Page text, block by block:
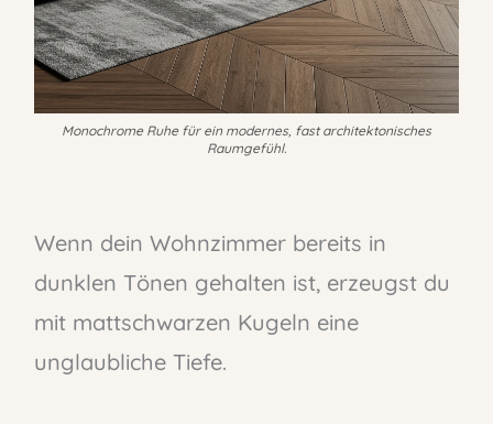
Monochrome Ruhe für ein modernes, fast architektonisches
Raumgefühl.
Wenn dein Wohnzimmer bereits in
dunklen Tönen gehalten ist, erzeugst du
mit mattschwarzen Kugeln eine
unglaubliche Tiefe.